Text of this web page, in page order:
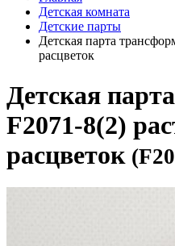
Детская комната
Детские парты
Детская парта
расцветок
Детская
F2071-8(2)
расцветок